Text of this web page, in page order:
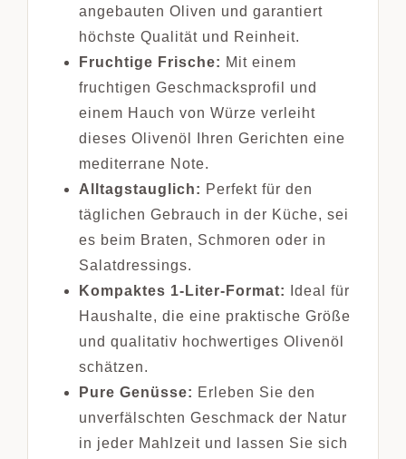
angebauten Oliven und garantiert
höchste Qualität und Reinheit.
Fruchtige Frische: Mit einem
fruchtigen Geschmacksprofil und
einem Hauch von Würze verleiht
dieses Olivenöl Ihren Gerichten eine
mediterrane Note.
Alltagstauglich: Perfekt für den
täglichen Gebrauch in der Küche, sei
es beim Braten, Schmoren oder in
Salatdressings.
Kompaktes 1-Liter-Format: Ideal für
Haushalte, die eine praktische Größe
und qualitativ hochwertiges Olivenöl
schätzen.
Pure Genüsse: Erleben Sie den
unverfälschten Geschmack der Natur
in jeder Mahlzeit und lassen Sie sich